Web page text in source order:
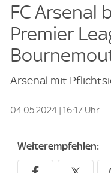
FC Arsenal
Premier
Arsenal mit
04.05.2024 | 16:17 Uhr
Weiterempfehlen: